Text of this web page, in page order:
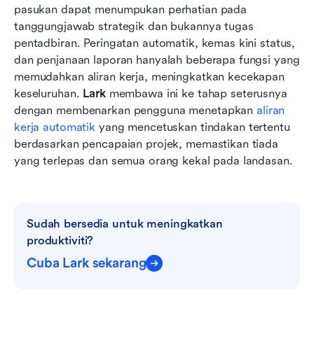
pasukan dapat menumpukan perhatian pada
tanggungjawab strategik dan bukannya tugas
pentadbiran. Peringatan automatik, kemas kini status,
dan penjanaan laporan hanyalah beberapa fungsi yang
memudahkan aliran kerja, meningkatkan kecekapan
keseluruhan. Lark membawa ini ke tahap seterusnya
dengan membenarkan pengguna menetapkan aliran
kerja automatik yang mencetuskan tindakan tertentu
berdasarkan pencapaian projek, memastikan tiada
yang terlepas dan semua orang kekal pada landasan.
Sudah bersedia untuk meningkatkan
produktiviti?
Cuba Lark sekarang